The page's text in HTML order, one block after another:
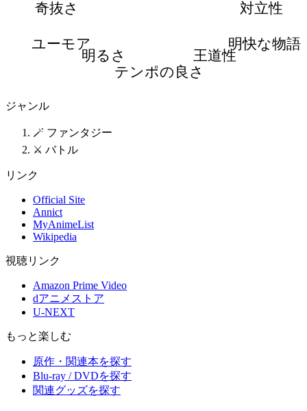
対立性
明快な物語
王道性
テンポの良さ
明るさ
ユーモア
奇抜さ
ジャンル
🪄 ファンタジー
⚔️ バトル
リンク
Official Site
Annict
MyAnimeList
Wikipedia
視聴リンク
Amazon Prime Video
dアニメストア
U-NEXT
もっと楽しむ
原作・関連本を探す
Blu-ray / DVDを探す
関連グッズを探す